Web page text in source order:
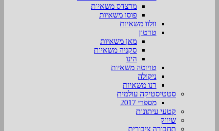
מרצדס משאיות
פוסו משאיות
וולוו משאיות
טרטון
מאן משאיות
סקניה משאיות
הינו
טויוטה משאיות
ניקולה
רנו משאיות
סטטיסטיקה עולמית
מספרי 2017
קטעי עיתונות
שיווק
תחבורה ציבורית